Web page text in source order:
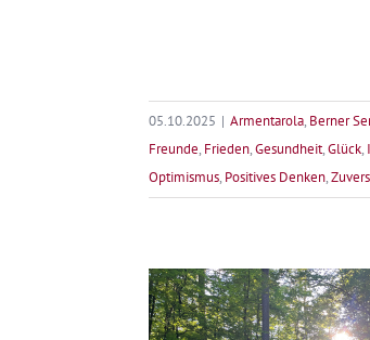
05.10.2025 | Armentarola, Berner
Freunde, Frieden,Gesundheit,Glück,
Optimismus, Positives Denken,